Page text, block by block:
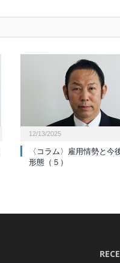
12/13/2025
〈コラム〉雇用情勢と今
形態（５）